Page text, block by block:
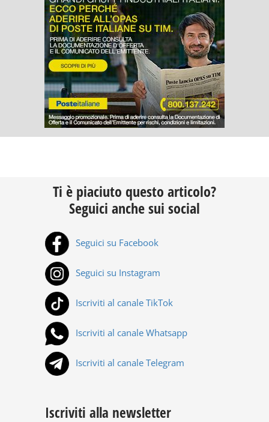
Ti è piaciuto questo articolo?
Seguici anche sui social
Seguici su Facebook
Seguici su Instagram
Iscriviti al canale TikTok
Iscriviti al canale Whatsapp
Iscriviti al canale Telegram
Iscriviti alla newsletter